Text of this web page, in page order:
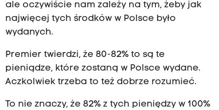
ale oczywiście nam zależy na tym, żeby jak
najwięcej tych środków w Polsce było
wydanych.
Premier twierdzi, że 80-82% to są te
pieniądze, które zostaną w Polsce wydane.
Aczkolwiek trzeba to też dobrze rozumieć.
To nie znaczy, że 82% z tych pieniędzy w 100%